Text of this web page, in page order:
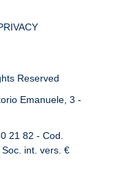
Reserved
Emanuele, 3 -
21 82 - Cod.
int. vers. €